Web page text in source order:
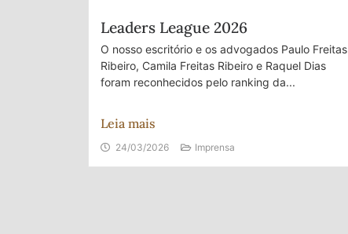
Leaders League 2026
O nosso escritório e os advogados Paulo Freitas
Ribeiro, Camila Freitas Ribeiro e Raquel Dias
foram reconhecidos pelo ranking da...
Leia mais
24/03/2026 Imprensa